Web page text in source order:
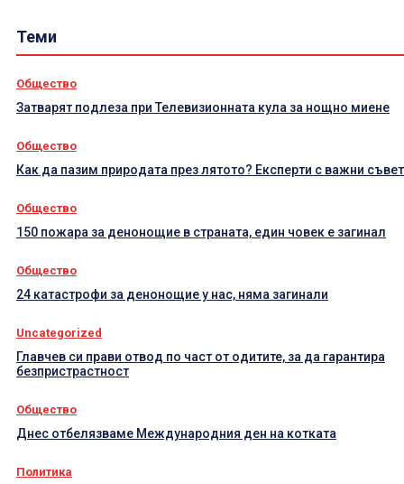
Теми
Общество
Затварят подлеза при Телевизионната кула за нощно миене
Общество
Как да пазим природата през лятото? Експерти с важни
Общество
150 пожара за денонощие в страната, един човек е загинал
Общество
24 катастрофи за денонощие у нас, няма загинали
Uncategorized
Главчев си прави отвод по част от одитите, за да гарантира
безпристрастност
Общество
Днес отбелязваме Международния ден на котката
Политика